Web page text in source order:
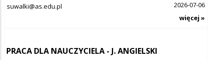
suwalki@as.edu.pl
2026-07-06
więcej »
PRACA DLA NAUCZYCIELA - J. ANGIELSKI